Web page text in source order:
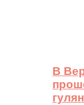
В